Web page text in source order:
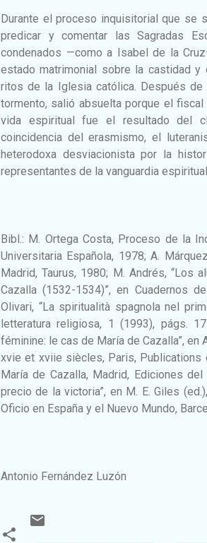
Durante el proceso inquisitorial que se
predicar y comentar las Sagradas
condenados —como a Isabel de la
estado matrimonial sobre la castidad
ritos de la Iglesia católica. Después
tormento, salió absuelta porque el
vida espiritual fue el resultado del
coincidencia del erasmismo, el
heterodoxa desviacionista por la
representantes de la vanguardia
Bibl.: M. Ortega Costa, Proceso de la
Universitaria Española, 1978; A.
Madrid, Taurus, 1980; M. Andrés, “Los
Cazalla (1532-1534)”, en Cuadernos
Olivari, “La spiritualità spagnola nel
letteratura religiosa, 1 (1993), págs.
féminine: le cas de María de Cazalla”, en
xvie et xviie siècles, Paris, Publications
María de Cazalla, Madrid, Ediciones
precio de la victoria”, en M. E. Giles
Oficio en España y el Nuevo Mundo,
Antonio Fernández Luzón